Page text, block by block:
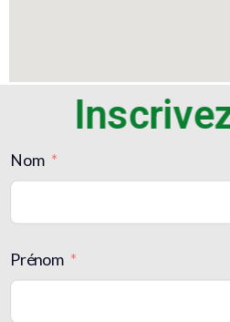
Nom
Prénom